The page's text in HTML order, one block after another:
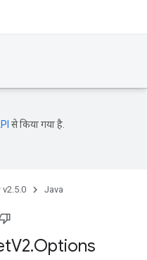
से किया गया है.
v2.5.0 Java
V2.Options